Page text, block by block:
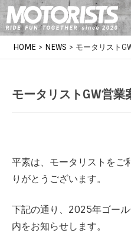
HOME > NEWS > モータリスト
モータリストGW営業
平素は、モータリストをご
りがとうございます。
下記の通り、2025年ゴー
内をお知らせします。